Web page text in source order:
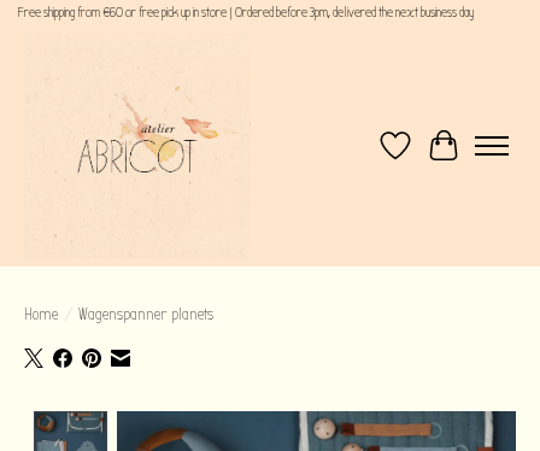
Free shipping from €60 or free pick up in store | Ordered before 3pm, delivered the next business day
VerlanglijstWinkelwagen
Home / Wagenspanner planets
Product image slideshow Items